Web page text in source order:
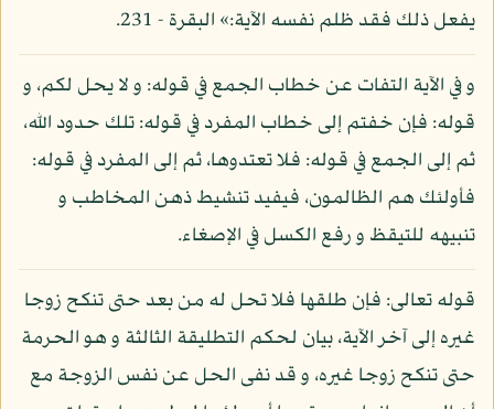
يفعل ذلك فقد ظلم نفسه الآية:» البقرة - 231.
و في الآية التفات عن خطاب الجمع في قوله: و لا يحل لكم، و
قوله: فإن خفتم إلى خطاب المفرد في قوله: تلك حدود الله،
ثم إلى الجمع في قوله: فلا تعتدوها، ثم إلى المفرد في قوله:
فأولئك هم الظالمون، فيفيد تنشيط ذهن المخاطب و
تنبيهه للتيقظ و رفع الكسل في الإصغاء.
قوله تعالى: فإن طلقها فلا تحل له من بعد حتى تنكح زوجا
غيره إلى آخر الآية، بيان لحكم التطليقة الثالثة و هو الحرمة
حتى تنكح زوجا غيره، و قد نفى الحل عن نفس الزوجة مع